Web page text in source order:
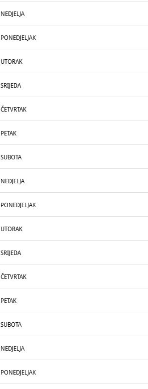
NEDJELJA
PONEDJELJAK
UTORAK
SRIJEDA
ČETVRTAK
PETAK
SUBOTA
NEDJELJA
PONEDJELJAK
UTORAK
SRIJEDA
ČETVRTAK
PETAK
SUBOTA
NEDJELJA
PONEDJELJAK